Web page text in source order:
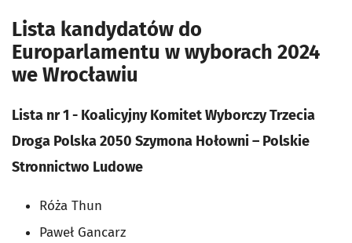
Lista kandydatów do
Europarlamentu w wyborach 2024
we Wrocławiu
Lista nr 1 - Koalicyjny Komitet Wyborczy Trzecia
Droga Polska 2050 Szymona Hołowni – Polskie
Stronnictwo Ludowe
Róża Thun
Paweł Gancarz